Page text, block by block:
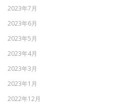
2023年7月
2023年6月
2023年5月
2023年4月
2023年3月
2023年1月
2022年12月